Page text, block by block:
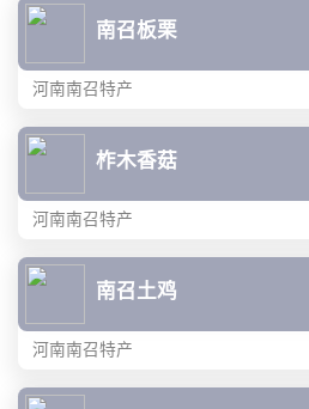
南召板栗
河南南召特产
柞木香菇
河南南召特产
南召土鸡
河南南召特产